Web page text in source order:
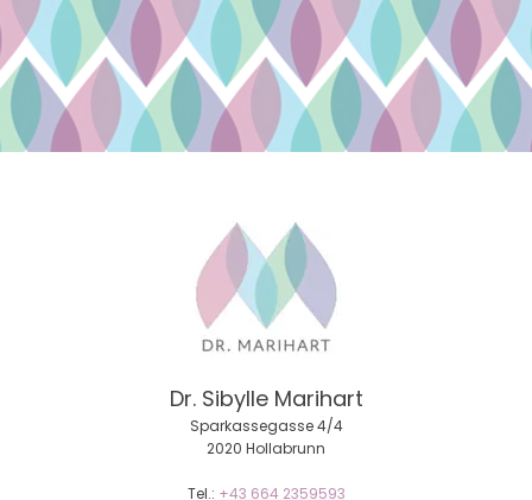
Dr. Sibylle Marihart
Sparkassegasse 4/4
2020 Hollabrunn
Tel.: +43 664 2359593